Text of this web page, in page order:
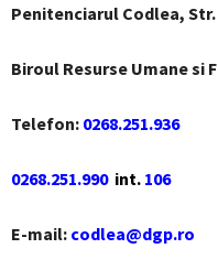
Penitenciarul Codlea, Str.
Biroul Resurse Umane si
Telefon: 0268.251.936
0268.251.990 int. 106
E-mail: codlea@dgp.ro